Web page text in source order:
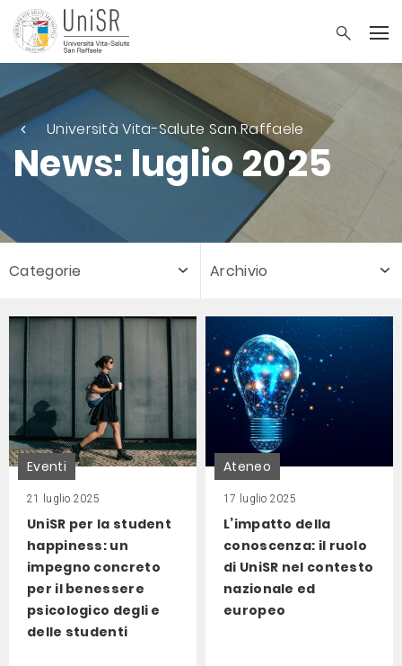
Università Vita-Salute San Raffaele
News: luglio 2025
Categorie Archivio
Eventi
21 luglio 2025
UniSR per la student
happiness: un
impegno concreto
per il benessere
psicologico degli e
delle studenti
Ateneo
17 luglio 2025
L’impatto della
conoscenza: il ruolo
di UniSR nel contesto
nazionale ed
europeo